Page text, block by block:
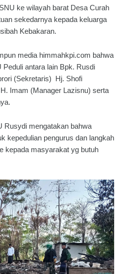
ke wilayah barat Desa Curah
sekedarnya kepada keluarga
Kebakaran.
media himmahkpi.com bahwa
Peduli antara lain Bpk. Rusdi
(Sekretaris) Hj. Shofi
Imam (Manager Lazisnu) serta
Rusydi mengatakan bahwa
kepedulian pengurus dan langkah
kepada masyarakat yg butuh